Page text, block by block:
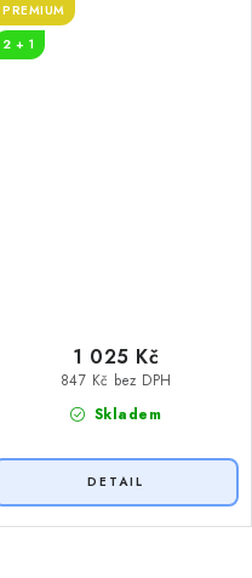
PREMIUM
2 + 1
Skladem
847 Kč bez DPH
1 025 Kč